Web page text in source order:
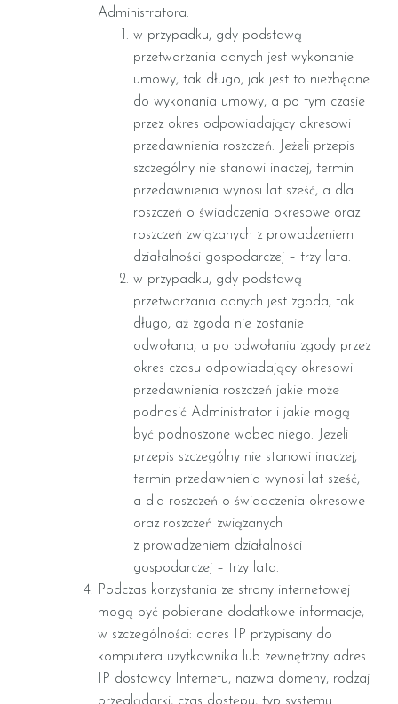
Administratora:
w przypadku, gdy podstawą
przetwarzania danych jest wykonanie
umowy, tak długo, jak jest to niezbędne
do wykonania umowy, a po tym czasie
przez okres odpowiadający okresowi
przedawnienia roszczeń. Jeżeli przepis
szczególny nie stanowi inaczej, termin
przedawnienia wynosi lat sześć, a dla
roszczeń o świadczenia okresowe oraz
roszczeń związanych z prowadzeniem
działalności gospodarczej – trzy lata.
w przypadku, gdy podstawą
przetwarzania danych jest zgoda, tak
długo, aż zgoda nie zostanie
odwołana, a po odwołaniu zgody przez
okres czasu odpowiadający okresowi
przedawnienia roszczeń jakie może
podnosić Administrator i jakie mogą
być podnoszone wobec niego. Jeżeli
przepis szczególny nie stanowi inaczej,
termin przedawnienia wynosi lat sześć,
a dla roszczeń o świadczenia okresowe
oraz roszczeń związanych
z prowadzeniem działalności
gospodarczej – trzy lata.
Podczas korzystania ze strony internetowej
mogą być pobierane dodatkowe informacje,
w szczególności: adres IP przypisany do
komputera użytkownika lub zewnętrzny adres
IP dostawcy Internetu, nazwa domeny, rodzaj